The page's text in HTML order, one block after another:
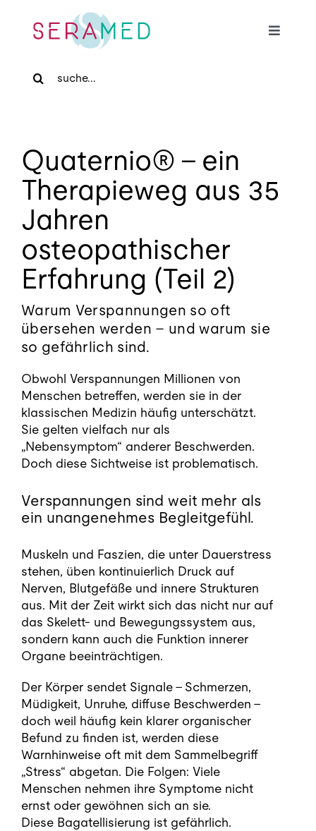
content
Toggle
Home
Für Zuweiser
Medizinische Massage
Praxis
Blog
Termin buchen
for:
Quaternio® – ein
Therapieweg aus 35
Jahren
osteopathischer
Erfahrung (Teil 2)
Warum Verspannungen so oft
übersehen werden – und warum sie
so gefährlich sind.
Obwohl Verspannungen Millionen von
Menschen betreffen, werden sie in der
klassischen Medizin häufig unterschätzt.
Sie gelten vielfach nur als
„Nebensymptom“ anderer Beschwerden.
Doch diese Sichtweise ist problematisch.
Verspannungen sind weit mehr als
ein unangenehmes Begleitgefühl.
Muskeln und Faszien, die unter Dauerstress
stehen, üben kontinuierlich Druck auf
Nerven, Blutgefäße und innere Strukturen
aus. Mit der Zeit wirkt sich das nicht nur auf
das Skelett- und Bewegungssystem aus,
sondern kann auch die Funktion innerer
Organe beeinträchtigen.
Der Körper sendet Signale – Schmerzen,
Müdigkeit, Unruhe, diffuse Beschwerden –
doch weil häufig kein klarer organischer
Befund zu finden ist, werden diese
Warnhinweise oft mit dem Sammelbegriff
„Stress“ abgetan. Die Folgen: Viele
Menschen nehmen ihre Symptome nicht
ernst oder gewöhnen sich an sie.
Diese Bagatellisierung ist gefährlich.